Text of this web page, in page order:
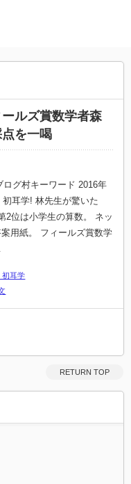
ルズ賞数学者森
を一喝
グ村キーワード 2016年
耳学! 林先生が驚いた
2位は小学生の算数。 ネッ
用紙。 フィールズ賞数学
初耳学
RETURN TOP